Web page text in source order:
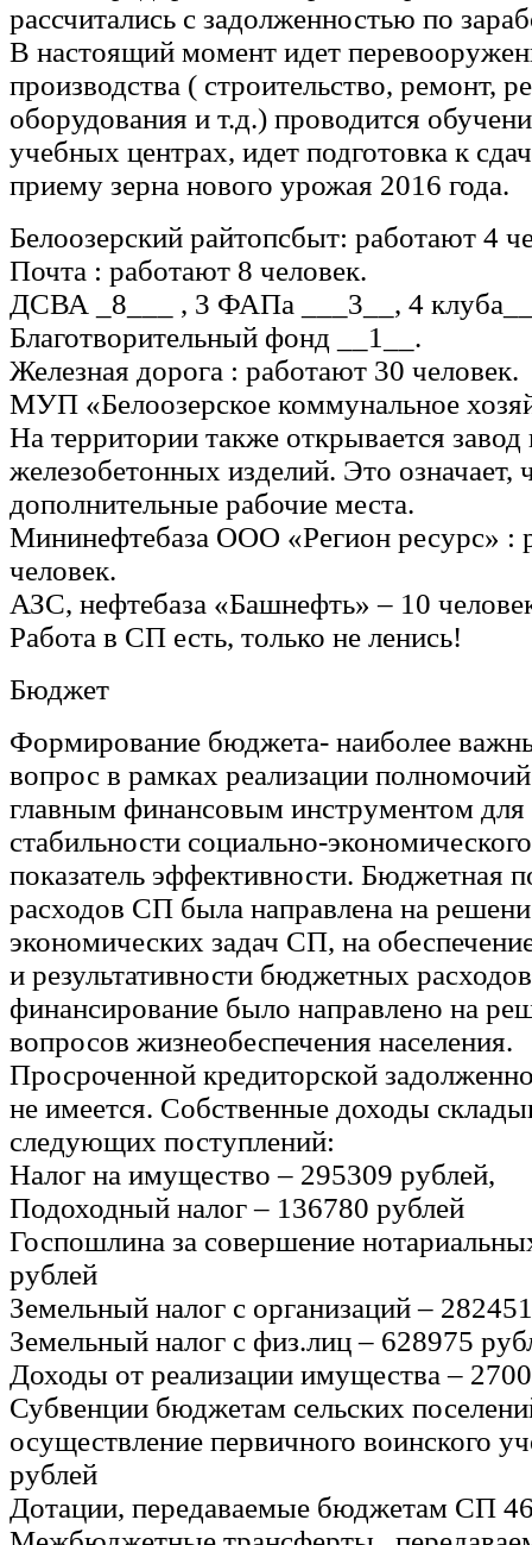
рассчитались с задолженностью по
В настоящий момент идет
производства ( строительство, ремонт,
оборудования и т.д.) проводится
учебных центрах, идет подготовка к
приему зерна нового урожая 2016 года.
Белоозерский райтопсбыт: работают 4
Почта : работают 8 человек.
ДСВА _8___ , 3 ФАПа ___3__, 4
Благотворительный фонд __1__.
Железная дорога : работают 30 человек.
МУП «Белоозерское коммунальное
На территории также открывается завод
железобетонных изделий. Это означает,
дополнительные рабочие места.
Мининефтебаза ООО «Регион ресурс» :
человек.
АЗС, нефтебаза «Башнефть» – 10
Работа в СП есть, только не ленись!
Бюджет
Формирование бюджета- наиболее
вопрос в рамках реализации
главным финансовым инструментом
стабильности социально-
показатель эффективности. Бюджетная
расходов СП была направлена на
экономических задач СП, на
и результативности бюджетных
финансирование было направлено на
вопросов жизнеобеспечения населения.
Просроченной кредиторской
не имеется. Собственные доходы
следующих поступлений:
Налог на имущество – 295309 рублей,
Подоходный налог – 136780 рублей
Госпошлина за совершение
рублей
Земельный налог с организаций –
Земельный налог с физ.лиц – 628975
Доходы от реализации имущества –
Субвенции бюджетам сельских
осуществление первичного воинского
рублей
Дотации, передаваемые бюджетам СП